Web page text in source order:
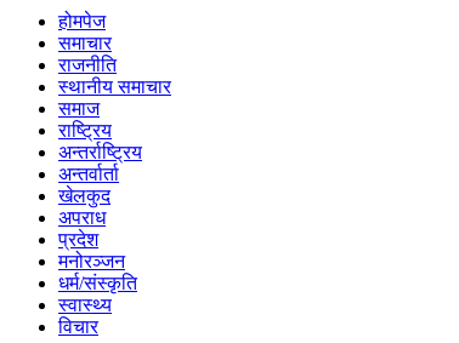
होमपेज
समाचार
राजनीति
स्थानीय समाचार
समाज
राष्ट्रिय
अन्तर्राष्ट्रिय
अन्तर्वार्ता
खेलकुद
अपराध
प्रदेश
मनोरञ्जन
धर्म/संस्कृति
स्वास्थ्य
विचार